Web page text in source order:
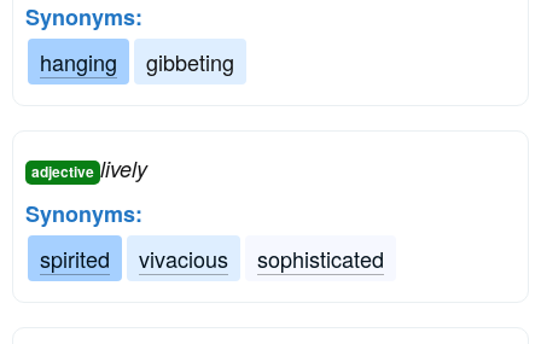
Synonyms:
hanging
gibbeting
adjective lively
Synonyms:
spirited
vivacious sophisticated